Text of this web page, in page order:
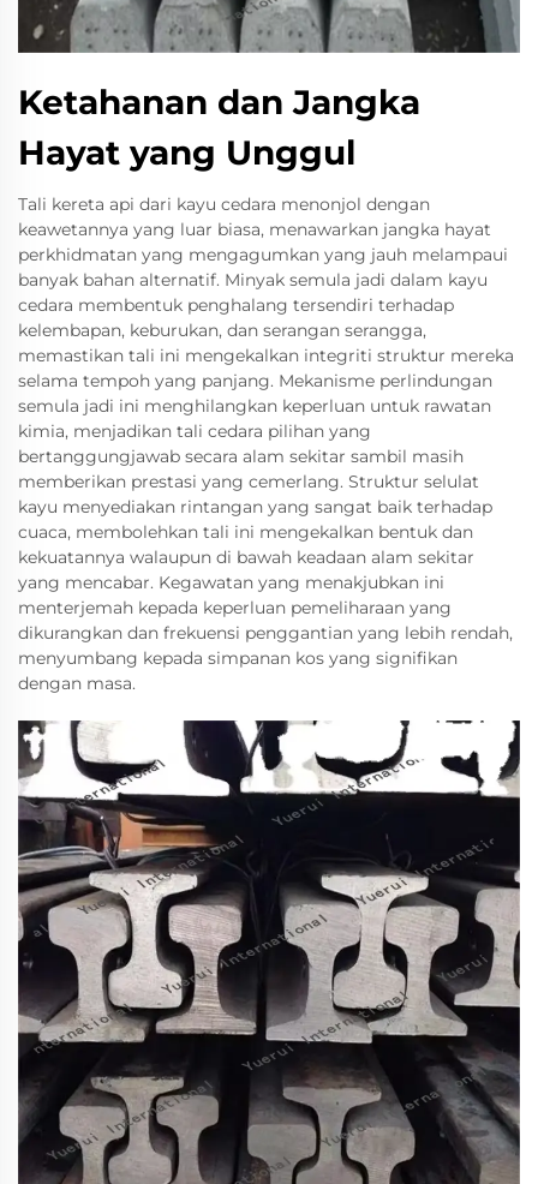
Ketahanan dan Jangka
Hayat yang Unggul
Tali kereta api dari kayu cedara menonjol dengan
keawetannya yang luar biasa, menawarkan jangka hayat
perkhidmatan yang mengagumkan yang jauh melampaui
banyak bahan alternatif. Minyak semula jadi dalam kayu
cedara membentuk penghalang tersendiri terhadap
kelembapan, keburukan, dan serangan serangga,
memastikan tali ini mengekalkan integriti struktur mereka
selama tempoh yang panjang. Mekanisme perlindungan
semula jadi ini menghilangkan keperluan untuk rawatan
kimia, menjadikan tali cedara pilihan yang
bertanggungjawab secara alam sekitar sambil masih
memberikan prestasi yang cemerlang. Struktur selulat
kayu menyediakan rintangan yang sangat baik terhadap
cuaca, membolehkan tali ini mengekalkan bentuk dan
kekuatannya walaupun di bawah keadaan alam sekitar
yang mencabar. Kegawatan yang menakjubkan ini
menterjemah kepada keperluan pemeliharaan yang
dikurangkan dan frekuensi penggantian yang lebih rendah,
menyumbang kepada simpanan kos yang signifikan
dengan masa.